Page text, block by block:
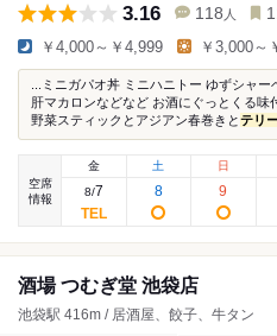
3.16 118 人
￥4,000～￥4,999 ￥3,000～
...ミニガパオ丼 ミニハニトー ゆずシャー
肝マカロンなどなど お酒にぐっとくる
野菜スティックとアジアン春巻きとテリ
空席
情報
金
8/7
土
8
日
9
酒場 つむぎ堂 池袋店
池袋駅 416m / 居酒屋、餃子、牛タン